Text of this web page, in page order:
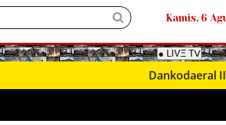
Kamis, 6
Dankodaeral II